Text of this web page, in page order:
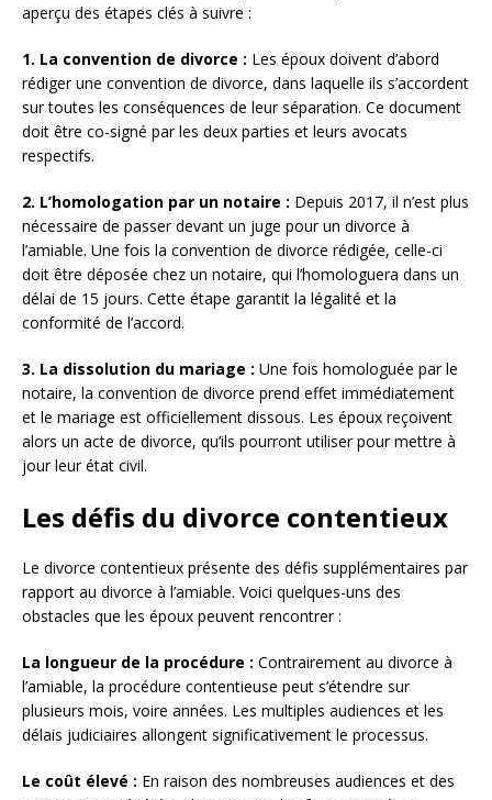
aperçu des étapes clés à suivre :
1. La convention de divorce : Les époux doivent d’abord
rédiger une convention de divorce, dans laquelle ils s’accordent
sur toutes les conséquences de leur séparation. Ce document
doit être co-signé par les deux parties et leurs avocats
respectifs.
2. L’homologation par un notaire : Depuis 2017, il n’est plus
nécessaire de passer devant un juge pour un divorce à
l’amiable. Une fois la convention de divorce rédigée, celle-ci
doit être déposée chez un notaire, qui l’homologuera dans un
délai de 15 jours. Cette étape garantit la légalité et la
conformité de l’accord.
3. La dissolution du mariage : Une fois homologuée par le
notaire, la convention de divorce prend effet immédiatement
et le mariage est officiellement dissous. Les époux reçoivent
alors un acte de divorce, qu’ils pourront utiliser pour mettre à
jour leur état civil.
Les défis du divorce contentieux
Le divorce contentieux présente des défis supplémentaires par
rapport au divorce à l’amiable. Voici quelques-uns des
obstacles que les époux peuvent rencontrer :
La longueur de la procédure : Contrairement au divorce à
l’amiable, la procédure contentieuse peut s’étendre sur
plusieurs mois, voire années. Les multiples audiences et les
délais judiciaires allongent significativement le processus.
Le coût élevé : En raison des nombreuses audiences et des